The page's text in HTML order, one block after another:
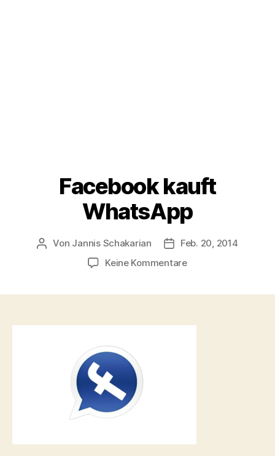
Facebook kauft
WhatsApp
Beitragsautor
Von Jannis Schakarian Veröffentlichungsdatum
Feb. 20, 2014
Keine Kommentarezu